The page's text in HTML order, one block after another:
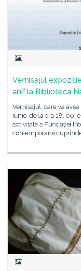
Vernisajul
ani‟ la Biblioteca
Vernisajul, care va
iunie, de la ora 18. 00,
activitate a Fundaţiei
contemporană